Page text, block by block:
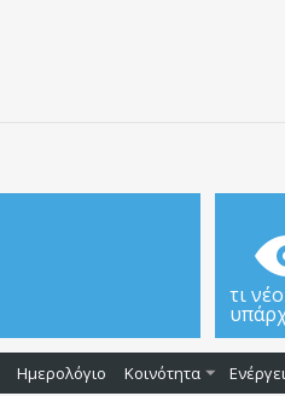
τι νέο
Ημερολόγιο Κοινότητα